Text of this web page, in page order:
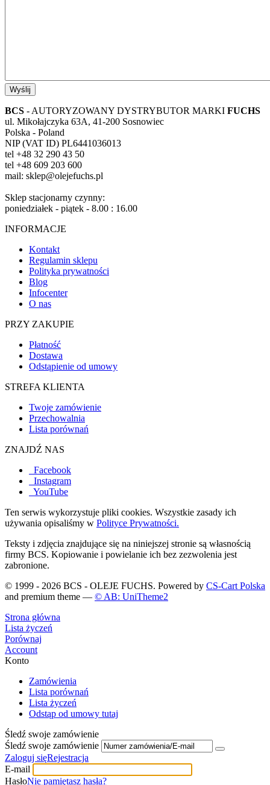
Wyślij
BCS - AUTORYZOWANY DYSTRYBUTOR MARKI FUCHS
ul. Mikołajczyka 63A, 41-200 Sosnowiec
Polska - Poland
NIP (VAT ID) PL6441036013
tel +48 32 290 43 50
tel +48 609 203 600
mail: sklep@olejefuchs.pl
Sklep stacjonarny czynny:
poniedziałek - piątek - 8.00 : 16.00
INFORMACJE
Kontakt
Regulamin sklepu
Polityka prywatności
Blog
Infocenter
O nas
PRZY ZAKUPIE
Płatność
Dostawa
Odstąpienie od umowy
STREFA KLIENTA
Twoje zamówienie
Przechowalnia
Lista porównań
ZNAJDŹ NAS
Facebook
Instagram
YouTube
Ten serwis wykorzystuje pliki cookies. Wszystkie zasady ich
używania opisaliśmy w Polityce Prywatności.
Teksty i zdjęcia znajdujące się na niniejszej stronie są własnością
firmy BCS. Kopiowanie i powielanie ich bez zezwolenia jest
zabronione.
© 1999 - 2026 BCS - OLEJE FUCHS. Powered by CS-Cart Polska
and premium theme — © AB: UniTheme2
Strona główna
Lista życzeń
Porównaj
Account
Konto
Zamówienia
Lista porównań
Lista życzeń
Odstąp od umowy tutaj
Śledź swoje zamówienie
Śledź swoje zamówienie
Zaloguj sięRejestracja
E-mail
HasłoNie pamiętasz hasła?